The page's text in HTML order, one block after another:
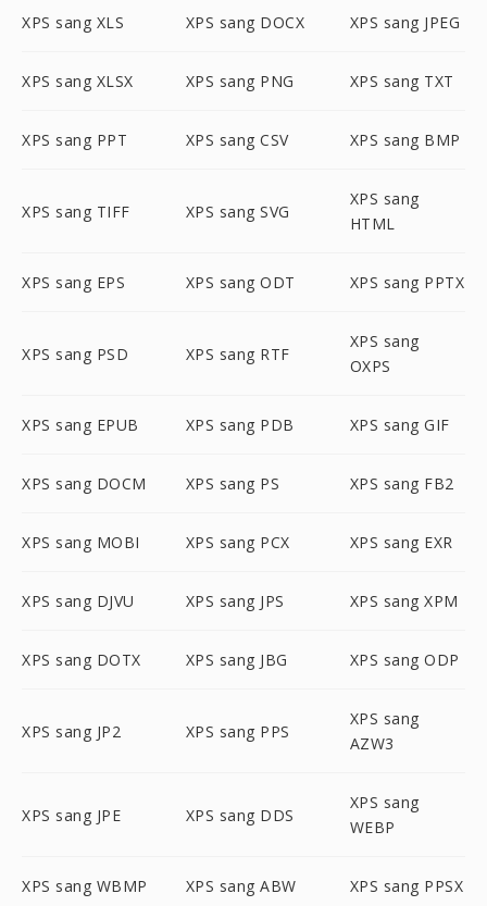
XPS sang XLS XPS sang DOCX XPS sang JPEG
XPS sang XLSX XPS sang PNG XPS sang TXT
XPS sang PPT XPS sang CSV XPS sang BMP
XPS sang TIFF XPS sang SVG
XPS sang
HTML
XPS sang EPS XPS sang ODT XPS sang PPTX
XPS sang PSD XPS sang RTF
XPS sang
OXPS
XPS sang EPUB XPS sang PDB XPS sang GIF
XPS sang DOCM XPS sang PS XPS sang FB2
XPS sang MOBI XPS sang PCX XPS sang EXR
XPS sang DJVU XPS sang JPS XPS sang XPM
XPS sang DOTX XPS sang JBG XPS sang ODP
XPS sang JP2 XPS sang PPS
XPS sang
AZW3
XPS sang JPE XPS sang DDS
XPS sang
WEBP
XPS sang WBMP XPS sang ABW XPS sang PPSX